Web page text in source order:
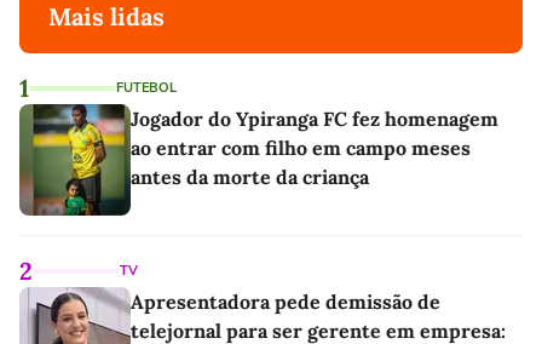
Mais lidas
1 FUTEBOL
Jogador do Ypiranga FC fez homenagem
ao entrar com filho em campo meses
antes da morte da criança
2 TV
Apresentadora pede demissão de
telejornal para ser gerente em empresa: